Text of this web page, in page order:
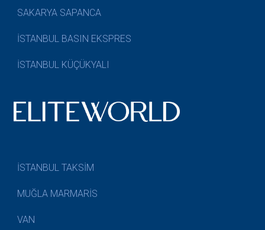
SAKARYA SAPANCA
İSTANBUL BASIN EKSPRES
İSTANBUL KÜÇÜKYALI
İSTANBUL TAKSİM
MUĞLA MARMARİS
VAN